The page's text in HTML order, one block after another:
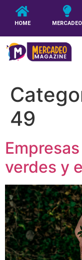
HOME MERCADEO
49
verdes y